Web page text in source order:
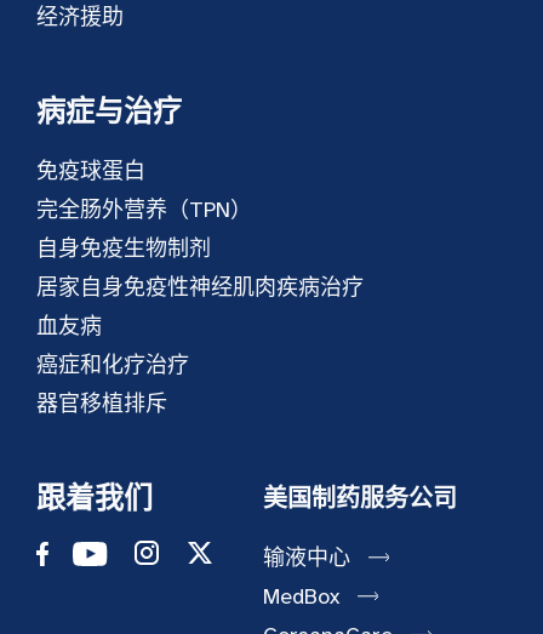
经济援助
病症与治疗
免疫球蛋白
完全肠外营养（TPN）
自身免疫生物制剂
居家自身免疫性神经肌肉疾病治疗
血友病
癌症和化疗治疗
器官移植排斥
跟着我们 美国制药服务公司
输液中心
MedBox